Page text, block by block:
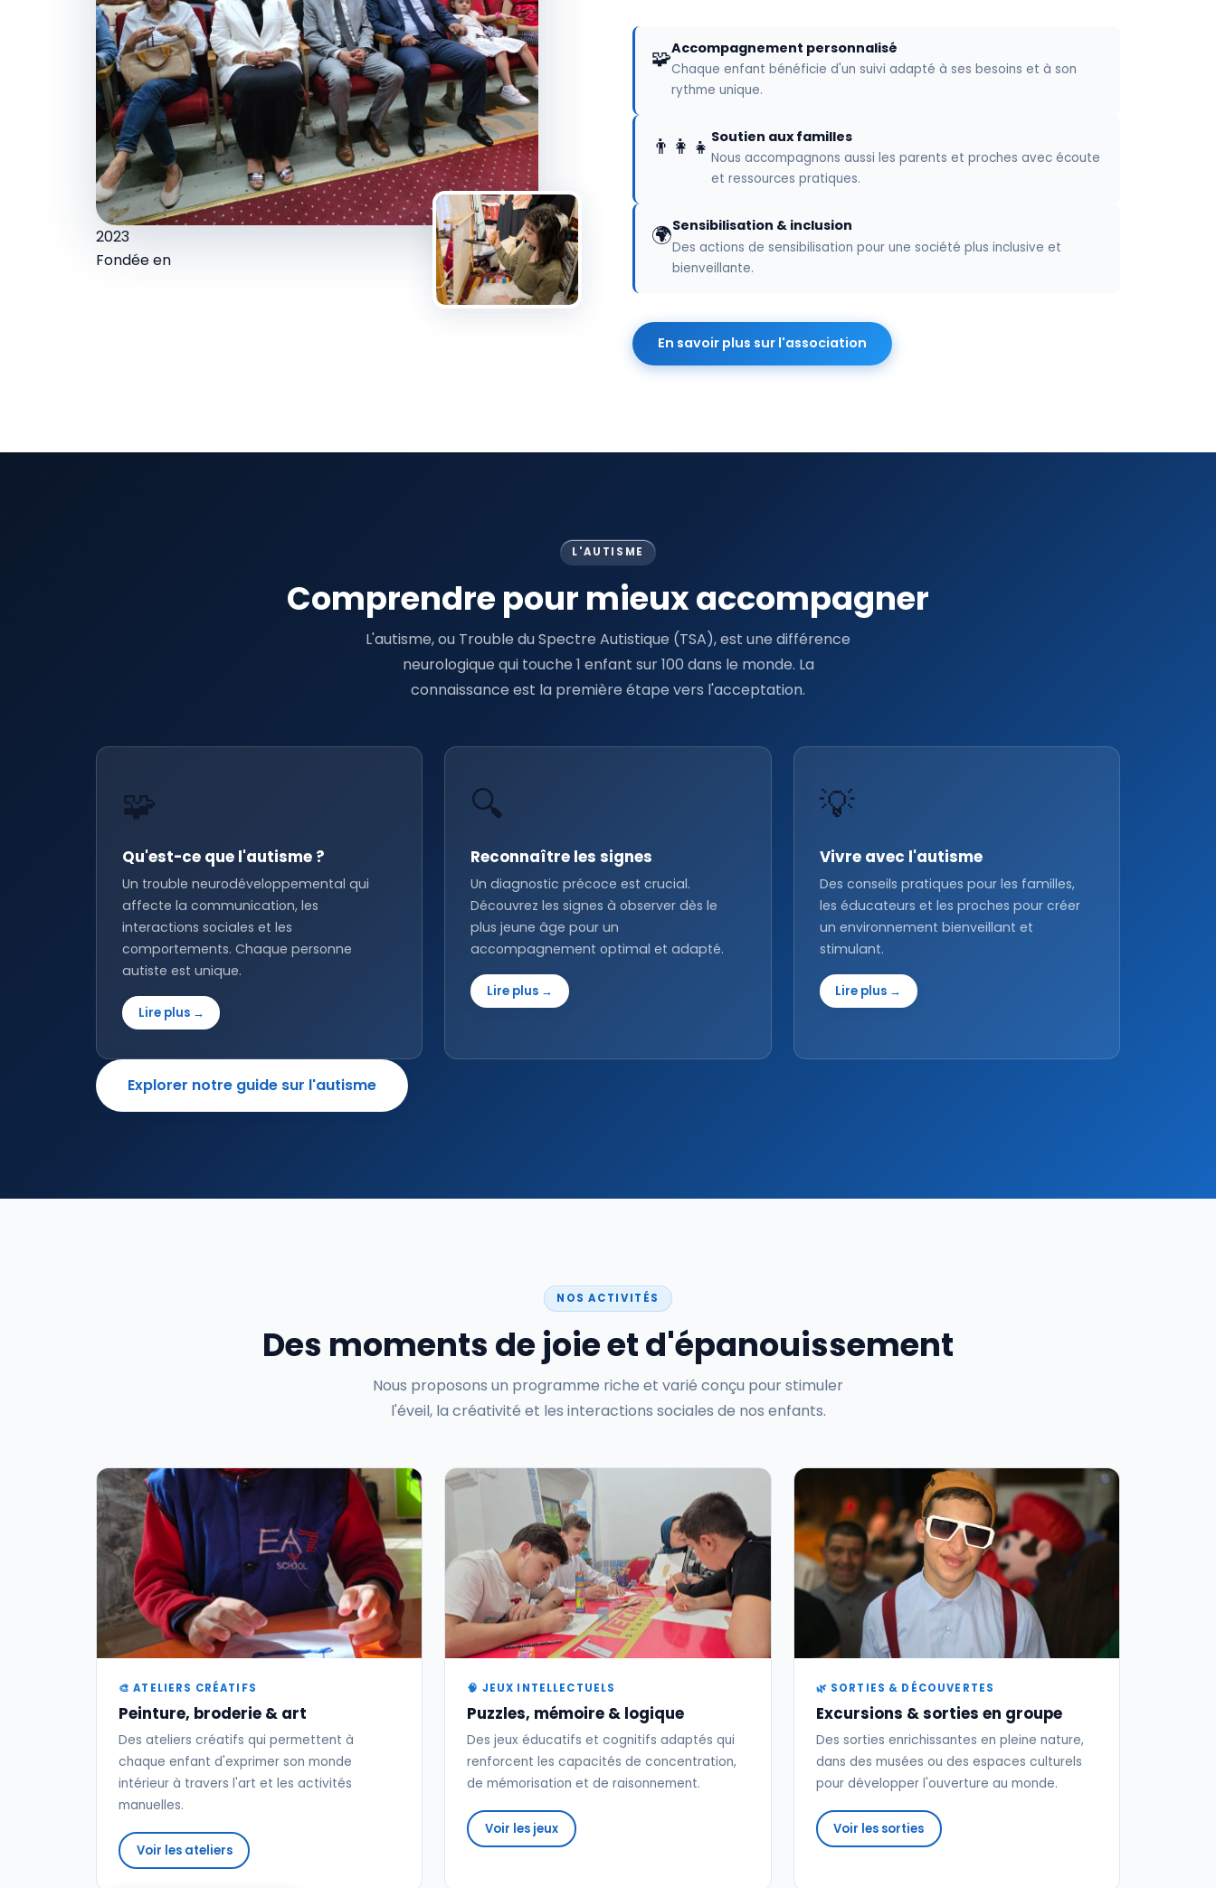
2023
Fondée en
🧩Accompagnement personnalisé
Chaque enfant bénéficie d'un suivi adapté à ses besoins et à son
rythme unique.
👨‍👩‍👧 Soutien aux familles
Nous accompagnons aussi les parents et proches avec écoute
et ressources pratiques.
🌍Sensibilisation & inclusion
Des actions de sensibilisation pour une société plus inclusive et
bienveillante.
En savoir plus sur l'association
L'AUTISME
Comprendre pour mieux accompagner
L'autisme, ou Trouble du Spectre Autistique (TSA), est une différence
neurologique qui touche 1 enfant sur 100 dans le monde. La
connaissance est la première étape vers l'acceptation.
🧩
Qu'est-ce que l'autisme ?
Un trouble neurodéveloppemental qui
affecte la communication, les
interactions sociales et les
comportements. Chaque personne
autiste est unique.
Lire plus →
🔍
Reconnaître les signes
Un diagnostic précoce est crucial.
Découvrez les signes à observer dès le
plus jeune âge pour un
accompagnement optimal et adapté.
Lire plus →
💡
Vivre avec l'autisme
Des conseils pratiques pour les familles,
les éducateurs et les proches pour créer
un environnement bienveillant et
stimulant.
Lire plus →
Explorer notre guide sur l'autisme
NOS ACTIVITÉS
Des moments de joie et d'épanouissement
Nous proposons un programme riche et varié conçu pour stimuler
l'éveil, la créativité et les interactions sociales de nos enfants.
🎨 ATELIERS CRÉATIFS
Peinture, broderie & art
Des ateliers créatifs qui permettent à
chaque enfant d'exprimer son monde
intérieur à travers l'art et les activités
manuelles.
Voir les ateliers
🧠 JEUX INTELLECTUELS
Puzzles, mémoire & logique
Des jeux éducatifs et cognitifs adaptés qui
renforcent les capacités de concentration,
de mémorisation et de raisonnement.
Voir les jeux
🌿 SORTIES & DÉCOUVERTES
Excursions & sorties en groupe
Des sorties enrichissantes en pleine nature,
dans des musées ou des espaces culturels
pour développer l'ouverture au monde.
Voir les sorties